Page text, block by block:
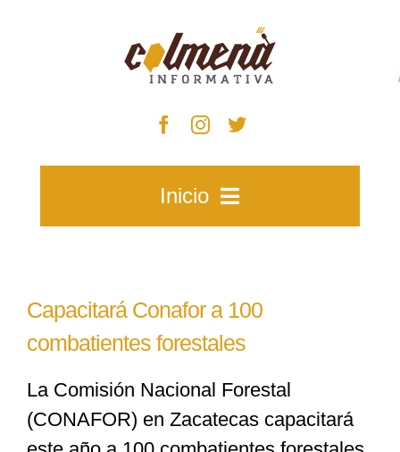
Inicio
Zacatecas
Municipios
Capacitará Conafor a 100
combatientes forestales
La Comisión Nacional Forestal
(CONAFOR) en Zacatecas capacitará